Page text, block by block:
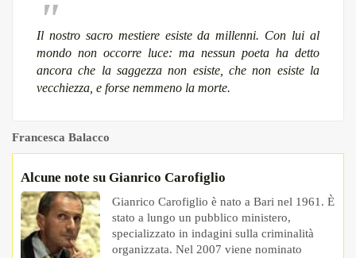
Il nostro sacro mestiere esiste da millenni. Con lui al
mondo non occorre luce: ma nessun poeta ha detto
ancorache la saggezza non esiste,che non esiste la
vecchiezza, e forse nemmeno la morte.
Francesca Balacco
Alcune note su Gianrico Carofiglio
Gianrico Carofiglio è nato a Bari nel 1961. È
stato a lungo un pubblico ministero,
specializzato in indagini sulla criminalità
organizzata. Nel 2007 viene nominato